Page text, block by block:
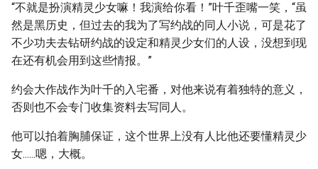
“不就是扮演精灵少女嘛！我演给你看！”叶千歪嘴一笑，“虽
然是黑历史，但过去的我为了写约战的同人小说，可是花了
不少功夫去钻研约战的设定和精灵少女们的人设，没想到现
在还有机会用到这些情报。”
约会大作战作为叶千的入宅番，对他来说有着独特的意义，
否则也不会专门收集资料去写同人。
他可以拍着胸脯保证，这个世界上没有人比他还要懂精灵少
女......嗯，大概。